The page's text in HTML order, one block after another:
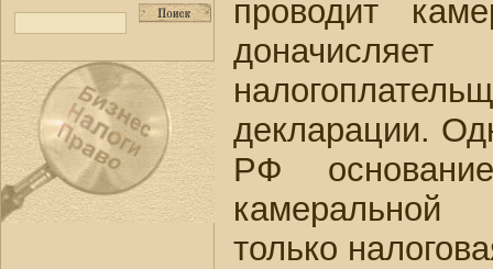
проводит
декларации.
РФ
камеральной
только